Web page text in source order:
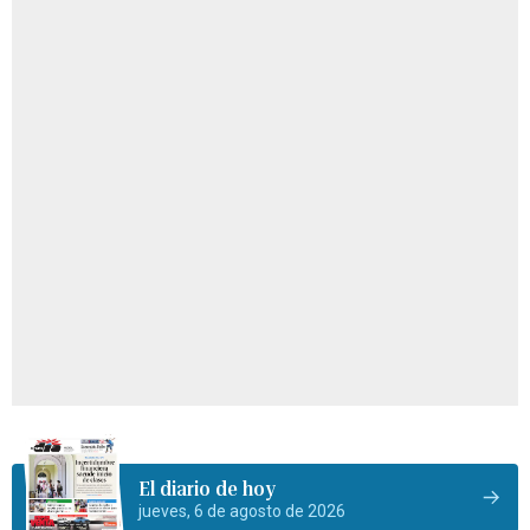
El diario de hoy
jueves, 6 de agosto de 2026